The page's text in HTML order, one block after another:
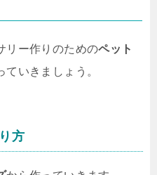
リー作りのためのペット
ていきましょう。
方